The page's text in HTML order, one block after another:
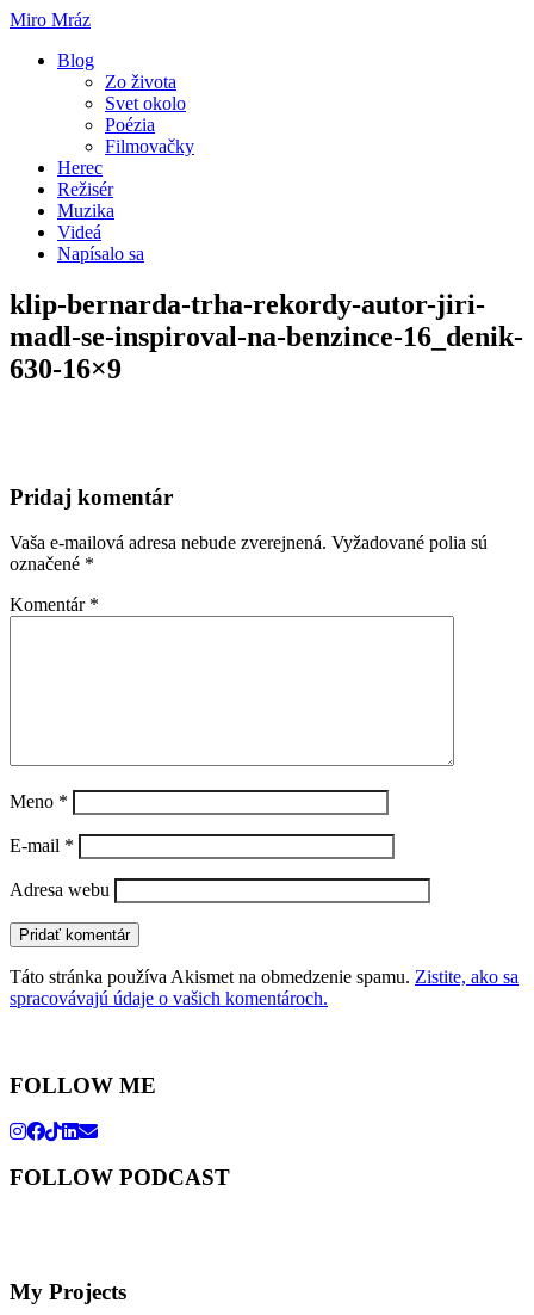
Miro Mráz
Blog
Zo života
Svet okolo
Poézia
Filmovačky
Herec
Režisér
Muzika
Videá
Napísalo sa
klip-bernarda-trha-rekordy-autor-jiri-
madl-se-inspiroval-na-benzince-16_denik-
630-16×9
Pridaj komentár
Vaša e-mailová adresa nebude zverejnená. Vyžadované polia sú
označené *
Komentár *
Meno *
E-mail *
Adresa webu
Táto stránka používa Akismet na obmedzenie spamu. Zistite, ako sa
spracovávajú údaje o vašich komentároch.
FOLLOW ME
FOLLOW PODCAST
My Projects